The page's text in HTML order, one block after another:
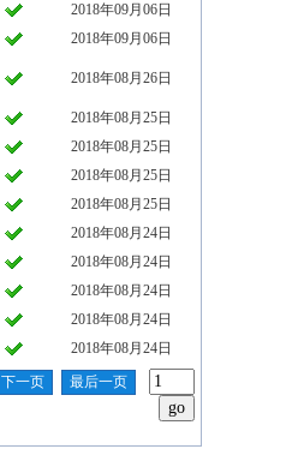
2018年09月06日
2018年09月06日
2018年08月26日
2018年08月25日
2018年08月25日
2018年08月25日
2018年08月25日
2018年08月24日
2018年08月24日
2018年08月24日
2018年08月24日
2018年08月24日
下一页 最后一页